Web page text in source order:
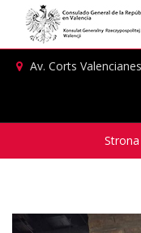
Av. Corts